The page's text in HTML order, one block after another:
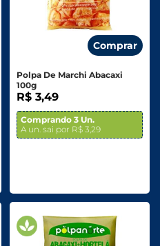
Comprar
Polpa De Marchi Abacaxi
100g
R$ 3,49
Comprando 3 Un.
A un. sai por R$ 3,29